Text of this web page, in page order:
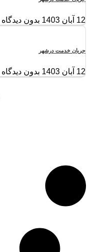
12 آبان 1403 بدون دیدگاه
جریان خدمت درشهر
12 آبان 1403 بدون دیدگاه